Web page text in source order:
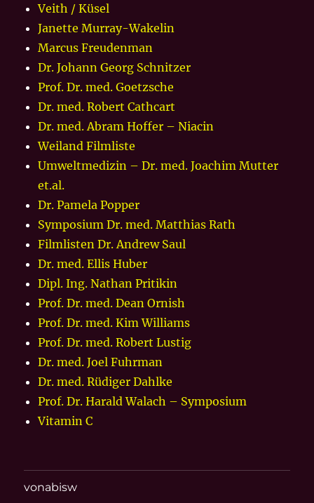
Veith / Küsel
Janette Murray-Wakelin
Marcus Freudenman
Dr. Johann Georg Schnitzer
Prof. Dr. med. Goetzsche
Dr. med. Robert Cathcart
Dr. med. Abram Hoffer – Niacin
Weiland Filmliste
Umweltmedizin – Dr. med. Joachim Mutter
et.al.
Dr. Pamela Popper
Symposium Dr. med. Matthias Rath
Filmlisten Dr. Andrew Saul
Dr. med. Ellis Huber
Dipl. Ing. Nathan Pritikin
Prof. Dr. med. Dean Ornish
Prof. Dr. med. Kim Williams
Prof. Dr. med. Robert Lustig
Dr. med. Joel Fuhrman
Dr. med. Rüdiger Dahlke
Prof. Dr. Harald Walach – Symposium
Vitamin C
vonabisw